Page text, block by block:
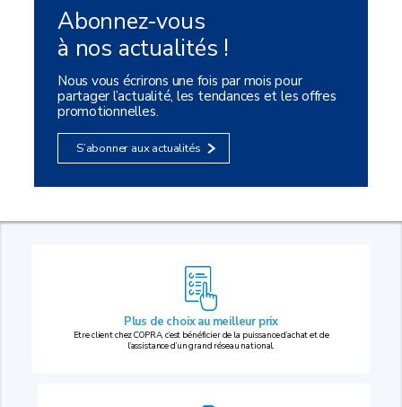
Abonnez-vous
à nos actualités !
Nous vous écrirons une fois par mois pour
partager l’actualité, les tendances et les offres
promotionnelles.
S’abonner aux actualités
Plus de choix au meilleur prix
Etre client chez COPRA, c’est bénéficier de la puissance d’achat et de
l’assistance d’un grand réseau national.